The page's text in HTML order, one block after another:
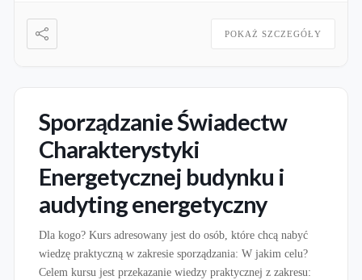
POKAŻ SZCZEGÓŁY
Sporządzanie Świadectw
Charakterystyki
Energetycznej budynku i
audyting energetyczny
Dla kogo? Kurs adresowany jest do osób, które chcą nabyć
wiedzę praktyczną w zakresie sporządzania: W jakim celu?
Celem kursu jest przekazanie wiedzy praktycznej z zakresu: